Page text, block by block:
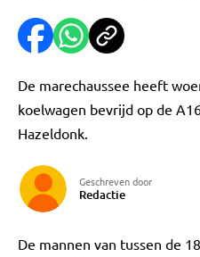
De marechaussee heeft
koelwagen bevrijd op de
Hazeldonk.
Geschreven door
Redactie
De mannen van tussen de